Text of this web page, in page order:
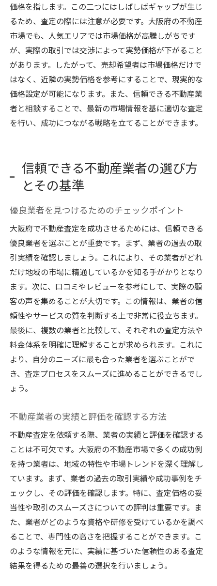
価格を指します。この二つにはしばしばギャップが生じ
るため、査定の際には注意が必要です。大阪府の不動産
市場でも、人気エリアでは市場価格が高騰しがちです
が、実際の取引では交渉によって実勢価格が下がること
があります。したがって、売却希望者は市場価格だけで
はなく、近隣の実勢価格を参考にすることで、現実的な
価格設定が可能になります。また、信頼できる不動産業
者と相談することで、最新の市場情報を基に適切な査定
を行い、成功につながる戦略を立てることができます。
信頼できる不動産業者の選び方
とその基準
優良業者を見つけるためのチェックポイント
大阪府で不動産査定を成功させるためには、信頼できる
優良業者を選ぶことが重要です。まず、業者の過去の取
引実績を確認しましょう。これにより、その業者がどれ
だけ地域の市場に精通しているかを知る手がかりとなり
ます。次に、口コミやレビューを参考にして、実際の顧
客の声を集めることが大切です。この情報は、業者の信
頼性やサービスの質を判断する上で非常に役立ちます。
最後に、複数の業者と比較して、それぞれの査定方法や
料金体系を明確に理解することが求められます。これに
より、自分のニーズに最も合った業者を選ぶことがで
き、査定プロセスをスムーズに進めることができるでし
ょう。
不動産業者の実績と評価を確認する方法
不動産査定を依頼する際、業者の実績と評価を確認する
ことは不可欠です。大阪府の不動産市場で多くの成功例
を持つ業者は、地域の特性や市場トレンドを深く理解し
ています。まず、業者の過去の取引実績や成功事例をチ
ェックし、その評価を確認します。特に、査定価格の妥
当性や取引のスムーズさについての評判は重要です。ま
た、業者がどのような資格や研修を受けているかを調べ
ることで、専門性の高さを把握することができます。こ
のような情報を元に、実績に基づいた信頼性のある査定
結果を得るための最善の選択を行いましょう。